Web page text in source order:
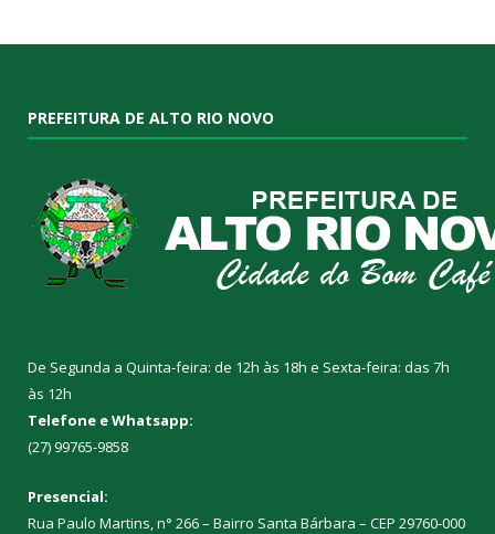
PREFEITURA DE ALTO RIO NOVO
De Segunda a Quinta-feira: de 12h às 18h e Sexta-feira: das 7h
às 12h
Telefone e Whatsapp:
(27) 99765-9858
Presencial:
Rua Paulo Martins, n° 266 – Bairro Santa Bárbara – CEP 29760-000